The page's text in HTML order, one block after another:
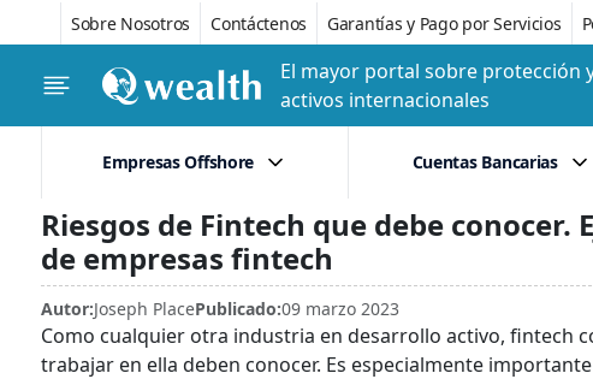
Sobre Nosotros Contáctenos Garantías y Pago por Servicios
El mayor portal sobre protección
activos internacionales
Empresas Offshore Cuentas Bancarias
Riesgos de Fintech que debe
de empresas fintech
Autor:Joseph PlacePublicado:09 marzo 2023
Como cualquier otra industria en desarrollo activo, fintech
trabajar en ella deben conocer. Es especialmente